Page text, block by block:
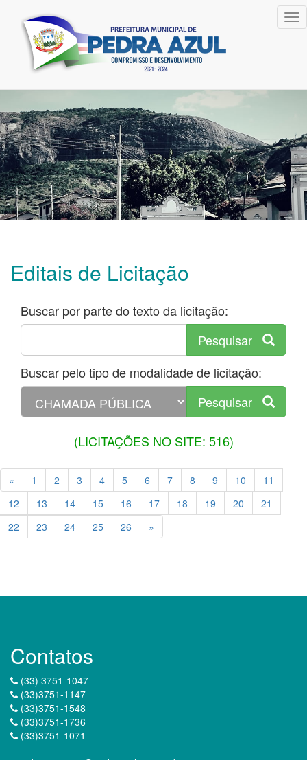
Editais de Licitação
Buscar por parte do texto da licitação:
Pesquisar
Buscar pelo tipo de modalidade de licitação:
Pesquisar
(LICITAÇÕES NO SITE: 516)
« 1 2 3 4 5 6 7 8 9 10
11
12
13 14 15 16 17 18 19 20
21
22
23 24 25 26 »
Contatos
(33) 3751-1047
(33)3751-1147
(33)3751-1548
(33)3751-1736
(33)3751-1071